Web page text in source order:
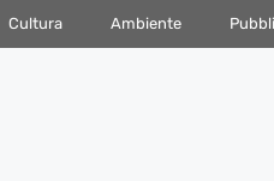
Cultura Ambiente